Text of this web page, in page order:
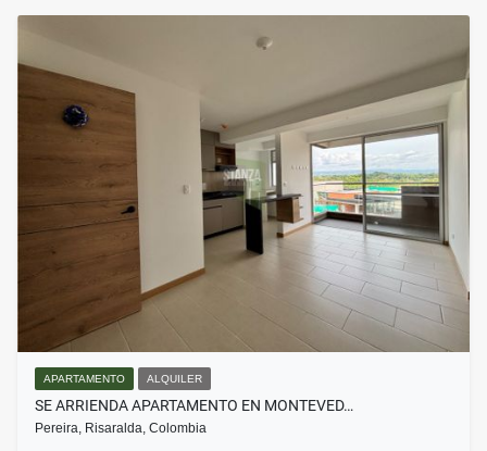
APARTAMENTO ALQUILER
SE ARRIENDA APARTAMENTO EN MONTEVED…
Pereira, Risaralda, Colombia